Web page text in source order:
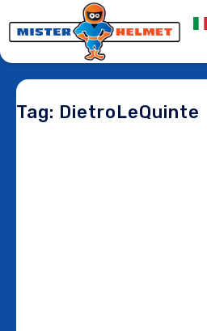
Tag: DietroLeQuinte